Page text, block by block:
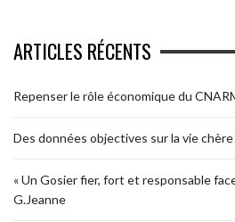
ARTICLES RÉCENTS
Repenser le rôle économique du
Des données objectives sur la vie chère
« Un Gosier fier, fort et responsable
G.Jeanne